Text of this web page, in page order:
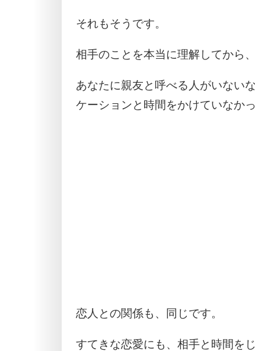
それもそうです。
相手のことを本当に理解してから
あなたに親友と呼べる人がいない
ケーションと時間をかけていなか
恋人との関係も、同じです。
すてきな恋愛にも、相手と時間を